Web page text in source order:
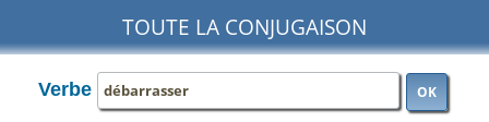
TOUTE LA CONJUGAISON
Verbe OK